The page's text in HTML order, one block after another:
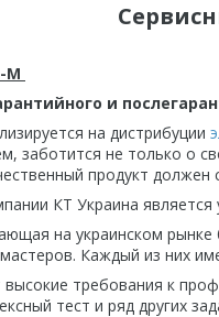
М
и
на дистрибуции
заботится не только о
продукт
КТ Украина
на украинском
Каждый из них
требования к
тест и ряд других